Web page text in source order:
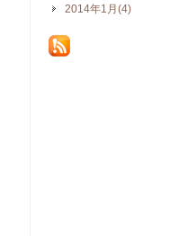
2014年1月(4)